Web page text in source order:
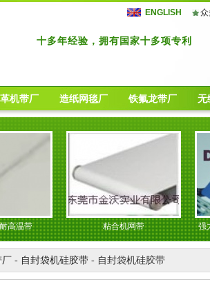
ENGLISH
十多年经验，拥有国家十多项专利
机带厂 造纸网毯厂 铁氟龙带厂 无
带 粘合机网带 强力胶
厂 - 自封袋机硅胶带 - 自封袋机硅胶带